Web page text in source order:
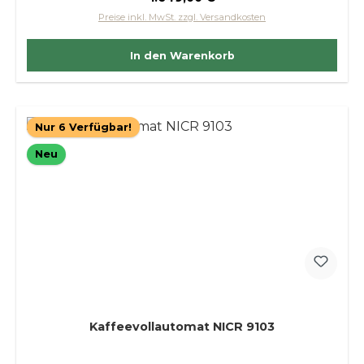
Preise inkl. MwSt. zzgl. Versandkosten
In den Warenkorb
Nur 6 Verfügbar!
Neu
Kaffeevollautomat NICR 9103